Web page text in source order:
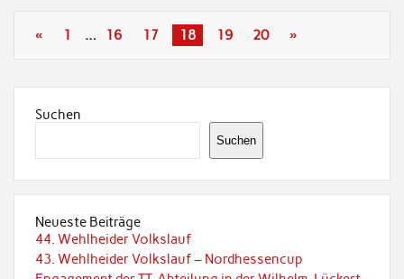
« 1 … 16 17 18 19 20 »
Suchen
Suchen
Neueste Beiträge
44. Wehlheider Volkslauf
43. Wehlheider Volkslauf – Nordhessencup